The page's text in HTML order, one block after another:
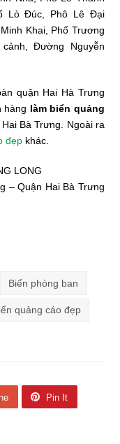
Lò Đúc, Phô Lê Đại
Khai, Phố Trương
Đường Nguyễn
quận Hai Hà Trưng
hàng làm biển quảng
Bà Trưng. Ngoài ra
đẹp khác.
LONG
– Quận Hai Bà Trưng
Biển phòng ban
quảng cáo đẹp
Pin It